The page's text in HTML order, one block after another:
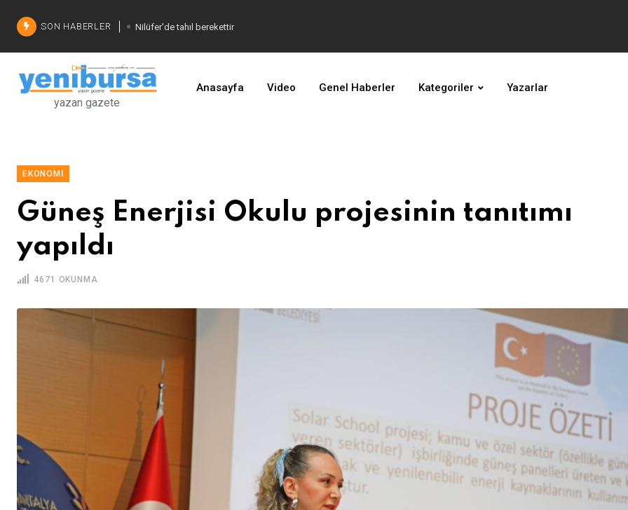
SON HABERLER Nilüfer'de tahıl berekettir
Şadi Özdemir'den çözüm
İşinizi geliştirin
yazan gazete
Anasayfa Video Genel Haberler Kategoriler Yazarlar
EKONOMI
Güneş Enerjisi Okulu projesinin tanıtımı
yapıldı
4671 OKUNMA